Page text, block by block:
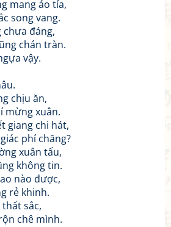
mang áo tía,
song vang.
đáng,
chán tràn.
vậy.
chịu ăn,
mừng xuân.
giang chi hát,
phí chăng?
xuân tấu,
không tin.
nào được,
rẻ khinh.
sắc,
chê mình.